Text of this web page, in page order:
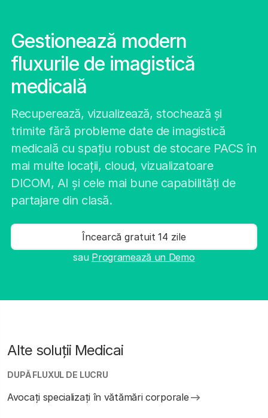
Gestionează modern
fluxurile de imagistică
medicală
Recuperează, vizualizează, stochează și
trimite fără probleme date de imagistică
medicală cu spațiu robust de stocare PACS în
mai multe locații, cloud, vizualizatoare
DICOM, AI și cele mai bune capabilități de
partajare din clasă.
Încearcă gratuit 14 zile
sau Programează un Demo
Alte soluții Medicai
DUPĂ FLUXUL DE LUCRU
Avocați specializați în vătămări corporale